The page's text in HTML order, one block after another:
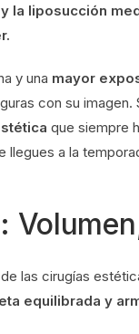
la liposucción
y una mayor
con su
que siempre
llegues a la
las cirugías
equilibrada y